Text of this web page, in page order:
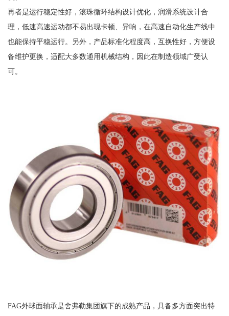
再者是运行稳定性好，滚珠循环结构设计优化，润滑系统设计合
理，低速高速运动都不易出现卡顿、异响，在高速自动化生产线中
也能保持平稳运行。另外，产品标准化程度高，互换性好，方便设
备维护更换，适配大多数通用机械结构，因此在制造领域广受认
可。
FAG外球面轴承是舍弗勒集团旗下的成熟产品，具备多方面突出特